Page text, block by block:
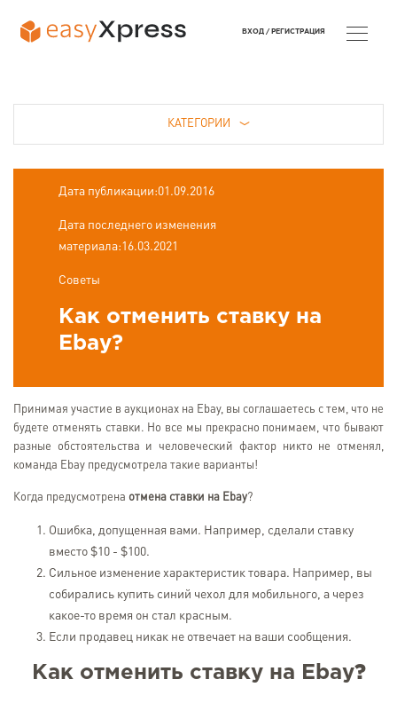
КАТЕГОРИИ
Дата публикации:01.09.2016
Дата последнего изменения
материала:16.03.2021
Советы
Как отменить ставку на
Ebay?
Принимая участие в аукционах на Ebay, вы соглашаетесь с тем, что не
будете отменять ставки. Но все мы прекрасно понимаем, что бывают
разные обстоятельства и человеческий фактор никто не отменял,
команда Ebay предусмотрела такие варианты!
Когда предусмотрена отмена ставки на Ebay?
Ошибка, допущенная вами. Например, сделали ставку
вместо $10 - $100.
Сильное изменение характеристик товара. Например, вы
собирались купить синий чехол для мобильного, а через
какое-то время он стал красным.
Если продавец никак не отвечает на ваши сообщения.
Как отменить ставку на Ebay?
ВХОД / РЕГИСТРАЦИЯ